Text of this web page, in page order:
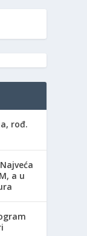
rođ.
Najveća
a u